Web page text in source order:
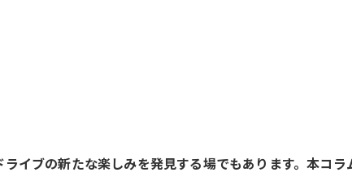
イブの新たな楽しみを発見する場でもあります。本コ